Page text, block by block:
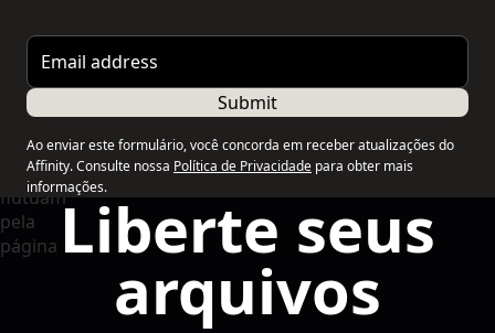
Email address
Submit
Ao enviar este formulário, você concorda em receber atualizações do
Affinity. Consulte nossa Política de Privacidade para obter mais
informações.
Liberte seus
arquivos